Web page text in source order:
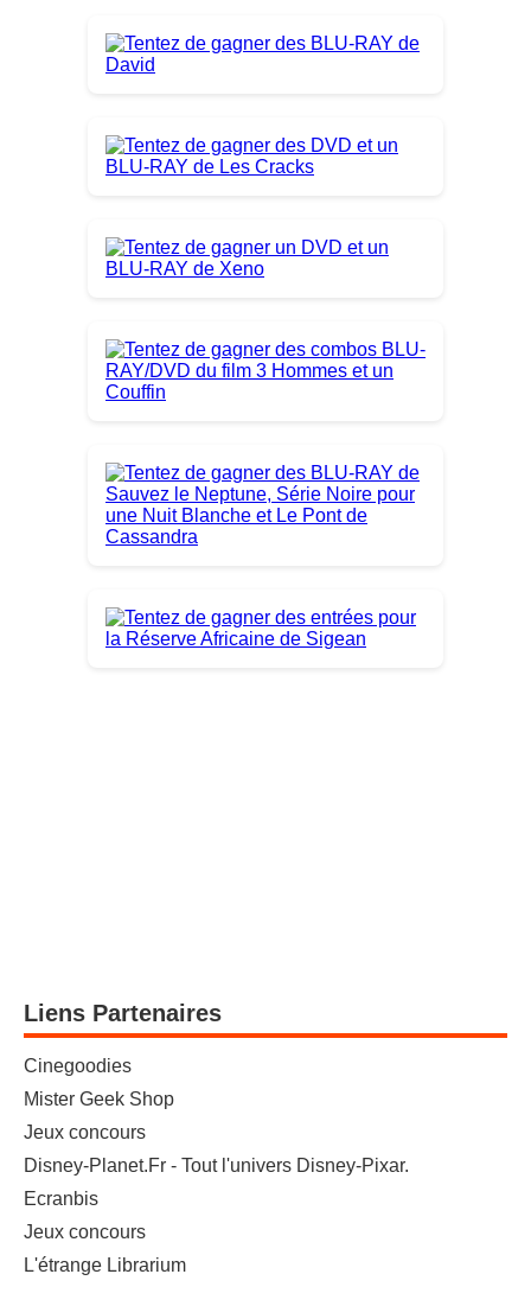
Liens Partenaires
Cinegoodies
Mister Geek Shop
Jeux concours
Disney-Planet.Fr - Tout l'univers Disney-Pixar.
Ecranbis
Jeux concours
L'étrange Librarium